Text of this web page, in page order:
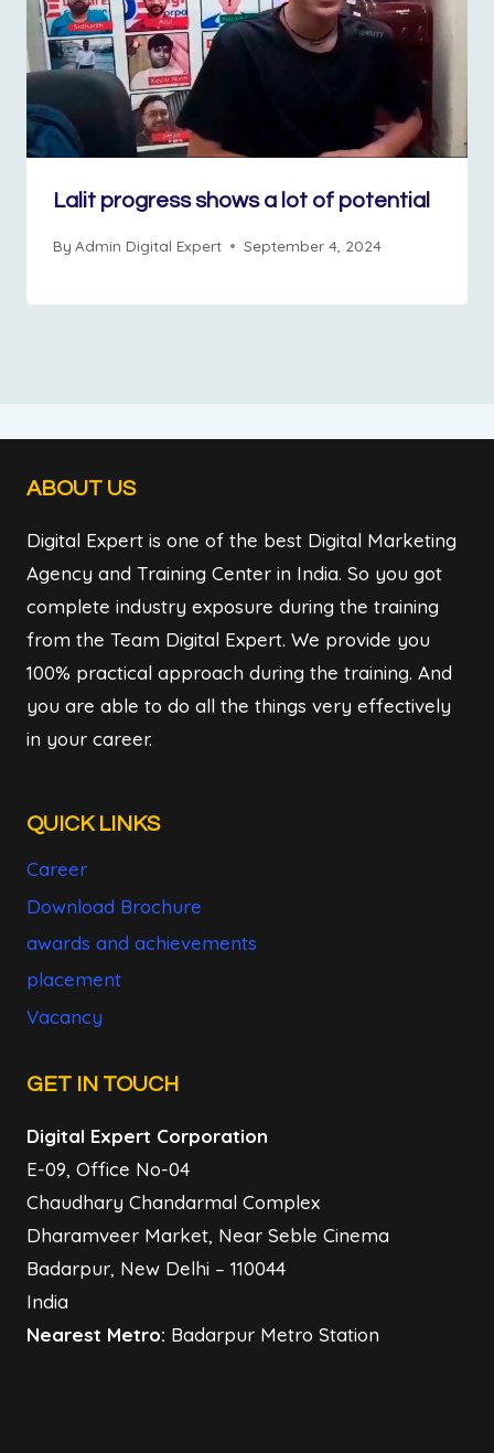
Lalit progress shows a lot of potential
By Admin Digital Expert September 4, 2024
ABOUT US
Digital Expert is one of the best Digital Marketing
Agency and Training Center in India. So you got
complete industry exposure during the training
from the Team Digital Expert. We provide you
100% practical approach during the training. And
you are able to do all the things very effectively
in your career.
QUICK LINKS
Career
Download Brochure
awards and achievements
placement
Vacancy
GET IN TOUCH
Digital Expert Corporation
E-09, Office No-04
Chaudhary Chandarmal Complex
Dharamveer Market, Near Seble Cinema
Badarpur, New Delhi – 110044
India
Nearest Metro: Badarpur Metro Station